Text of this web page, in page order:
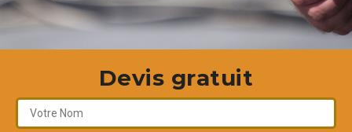
Devis gratuit